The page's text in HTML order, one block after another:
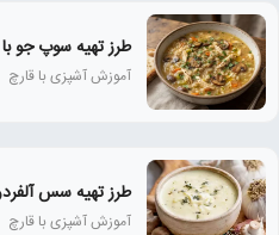
طرز تهیه سوپ جو
آموزش آشپزی با قارچ
طرز تهیه سس
آموزش آشپزی با قارچ